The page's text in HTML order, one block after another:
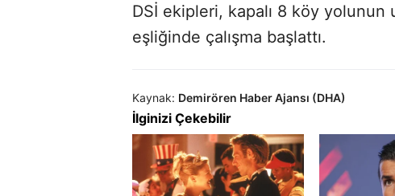
DSİ ekipleri, kapalı 8 köy yolunun
eşliğinde çalışma başlattı.
Kaynak: Demirören Haber Ajansı (DHA)